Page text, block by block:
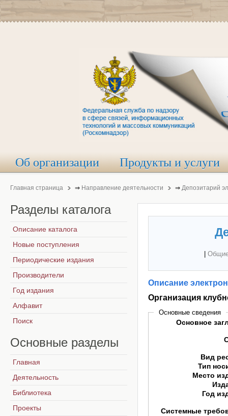
Об организации Продукты и услуги
Главная страница ⇒ Направление деятельности ⇒ Депозитарий
Описание
Организация
Основные сведения
Основное
Вид
Тип
Место
Год
Системные
Разделы каталога
Описание каталога
Новые поступления
Периодические издания
Производители
Год издания
Алфавит
Поиск
Основные разделы
Главная
Деятельность
Библиотека
Проекты